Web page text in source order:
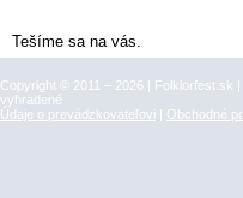
Tešíme sa na vás.
Copyright © 2011 – 2026 | Folklorfest.sk
vyhradené
Údaje o prevádzkovateľovi | Obchodné